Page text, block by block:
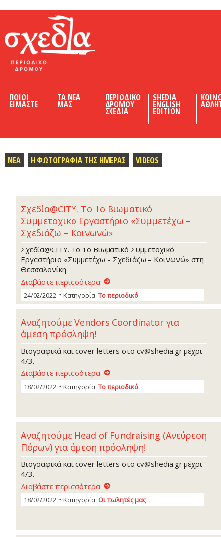
ΠΟΙΟΙ
ΕΙΜΑΣΤΕ
ΤΑ ΝΕΑ
ΜΑΣ
ΠΕΡΙΟΔΙΚΟ
ΔΡΟΜΟΥ
ΣΧΕΔΙΑ
SHEDIA
ENGLISH
EDITION
ΝΕΑ Η ΦΩΤΟΓΡΑΦΙΑ ΤΗΣ ΗΜΕΡΑΣ VIDEOS
Σχεδία@CITY. Το 1ο Βιωματικό
Συμμετοχικό Εργαστήριο «Συμμετέχω –
Σχεδιάζω – Κοινωνώ»
Σχεδία@CITY. Το 1ο Βιωματικό Συμμετοχικό
Εργαστήριο «Συμμετέχω – Σχεδιάζω – Κοινωνώ» στη
Θεσσαλονίκη
Διαβάστε περισσότερα
24/02/2022 Κατηγορία Το περιοδικό
Αναζητούμε Vendors Coordinator για
άμεση πρόσληψη!
Βιογραφικά και cover letters στο cv@shedia.gr μέχρι
4/3.
Διαβάστε περισσότερα
18/02/2022 Κατηγορία Το περιοδικό
Αναζητούμε Head of Fundraising (Ανεύρεση
Πόρων) για άμεση πρόσληψη!
Βιογραφικά και cover letters στο cv@shedia.gr μέχρι
4/3.
Διαβάστε περισσότερα
18/02/2022 Κατηγορία Οι πωλητές μας